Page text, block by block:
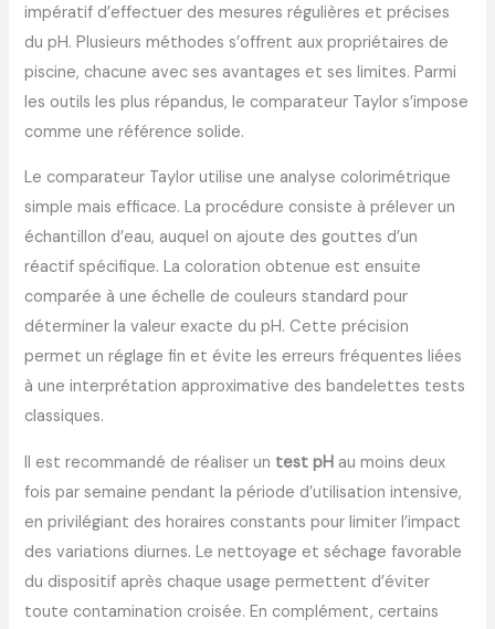
impératif d’effectuer des mesures régulières et précises
du pH. Plusieurs méthodes s’offrent aux propriétaires de
piscine, chacune avec ses avantages et ses limites. Parmi
les outils les plus répandus, le comparateur Taylor s’impose
comme une référence solide.
Le comparateur Taylor utilise une analyse colorimétrique
simple mais efficace. La procédure consiste à prélever un
échantillon d’eau, auquel on ajoute des gouttes d’un
réactif spécifique. La coloration obtenue est ensuite
comparée à une échelle de couleurs standard pour
déterminer la valeur exacte du pH. Cette précision
permet un réglage fin et évite les erreurs fréquentes liées
à une interprétation approximative des bandelettes tests
classiques.
Il est recommandé de réaliser un test pH au moins deux
fois par semaine pendant la période d’utilisation intensive,
en privilégiant des horaires constants pour limiter l’impact
des variations diurnes. Le nettoyage et séchage favorable
du dispositif après chaque usage permettent d’éviter
toute contamination croisée. En complément, certains